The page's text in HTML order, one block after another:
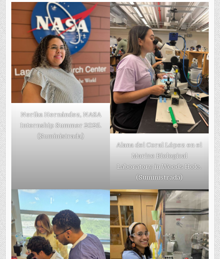
Nerika Hernández, NASA
Internship Summer 2025.
(Suministrada)
Alana del Coral López en el
Marine Biological
Laboratory in Woods Hole.
(Suministrada)